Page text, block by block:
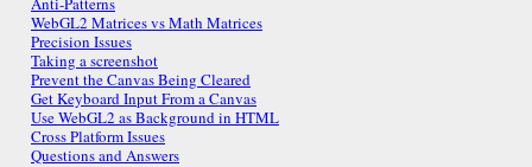
WebGL2 Matrices vs Math Matrices
Precision Issues
Taking a screenshot
Prevent the Canvas Being Cleared
Get Keyboard Input From a Canvas
Use WebGL2 as Background in HTML
Cross Platform Issues
Questions and Answers